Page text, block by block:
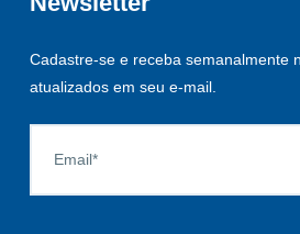
Cadastre-se e receba semanalmente
atualizados em seu e-mail.